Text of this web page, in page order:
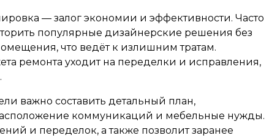
— залог экономии и эффективности. Часто
популярные дизайнерские решения без
что ведёт к излишним тратам.
ремонта уходит на переделки и исправления,
важно составить детальный план,
коммуникаций и мебельные нужды.
и переделок, а также позволит заранее